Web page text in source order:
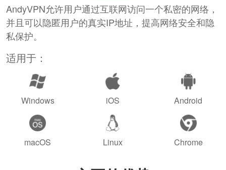
AndyVPN允许用户通过互联网访问一个私密的网络，
并且可以隐匿用户的真实IP地址，提高网络安全和隐
私保护。
适用于：
Windows iOS Android
macOS Linux Chrome